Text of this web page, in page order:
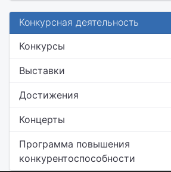
Конкурсная деятельность
Конкурсы
Выставки
Достижения
Концерты
Программа повышения
конкурентоспособности